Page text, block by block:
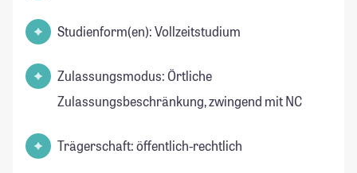
Studienform(en): Vollzeitstudium
Zulassungsmodus: Örtliche
Zulassungsbeschränkung, zwingend mit NC
Trägerschaft: öffentlich-rechtlich